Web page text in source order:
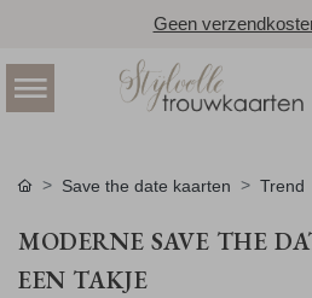
Geen
Save the date kaarten Trend
MODERNE SAVE THE
EEN TAKJE